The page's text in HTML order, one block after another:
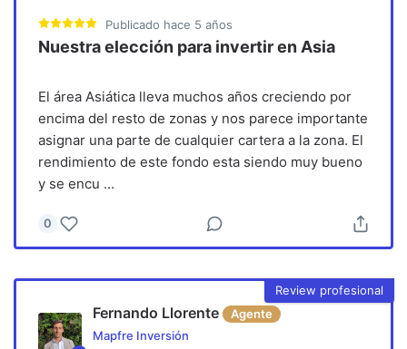
Publicado hace 5 años
Nuestra elección para invertir en Asia
El área Asiática lleva muchos años creciendo por
encima del resto de zonas y nos parece importante
asignar una parte de cualquier cartera a la zona. El
rendimiento de este fondo esta siendo muy bueno
y se encu ...
0
Review profesional
Fernando Llorente
Agente
Mapfre Inversión